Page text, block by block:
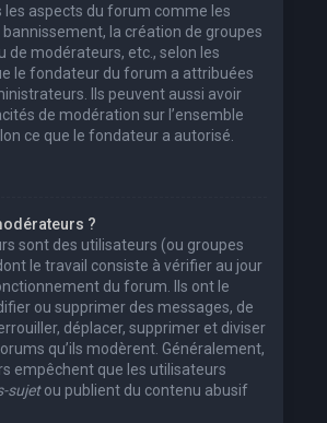
les aspects du forum comme les
la création de groupes
de modérateurs, etc., selon les
le fondateur du forum a attribuées
Ils peuvent aussi avoir
de modération sur l’ensemble
ce que le fondateur a autorisé.
?
sont des utilisateurs (ou groupes
le travail consiste à vérifier au jour
du forum. Ils ont le
ou supprimer des messages, de
déplacer, supprimer et diviser
qu’ils modèrent. Généralement,
empêchent que les utilisateurs
sujetou publient du contenu abusif